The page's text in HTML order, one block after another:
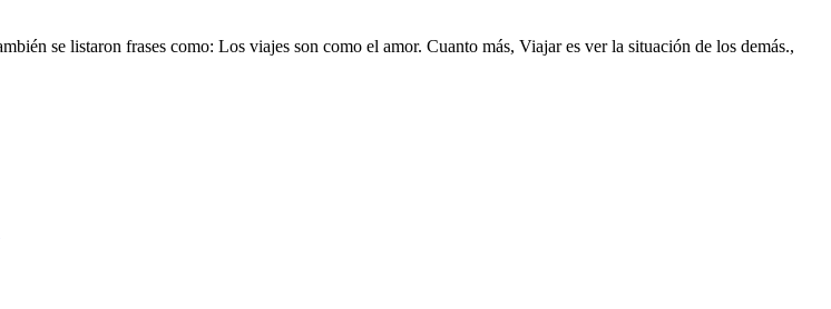
se listaron frases como: Los viajes son como el amor. Cuanto más, Viajar es ver la situación de los demás.,